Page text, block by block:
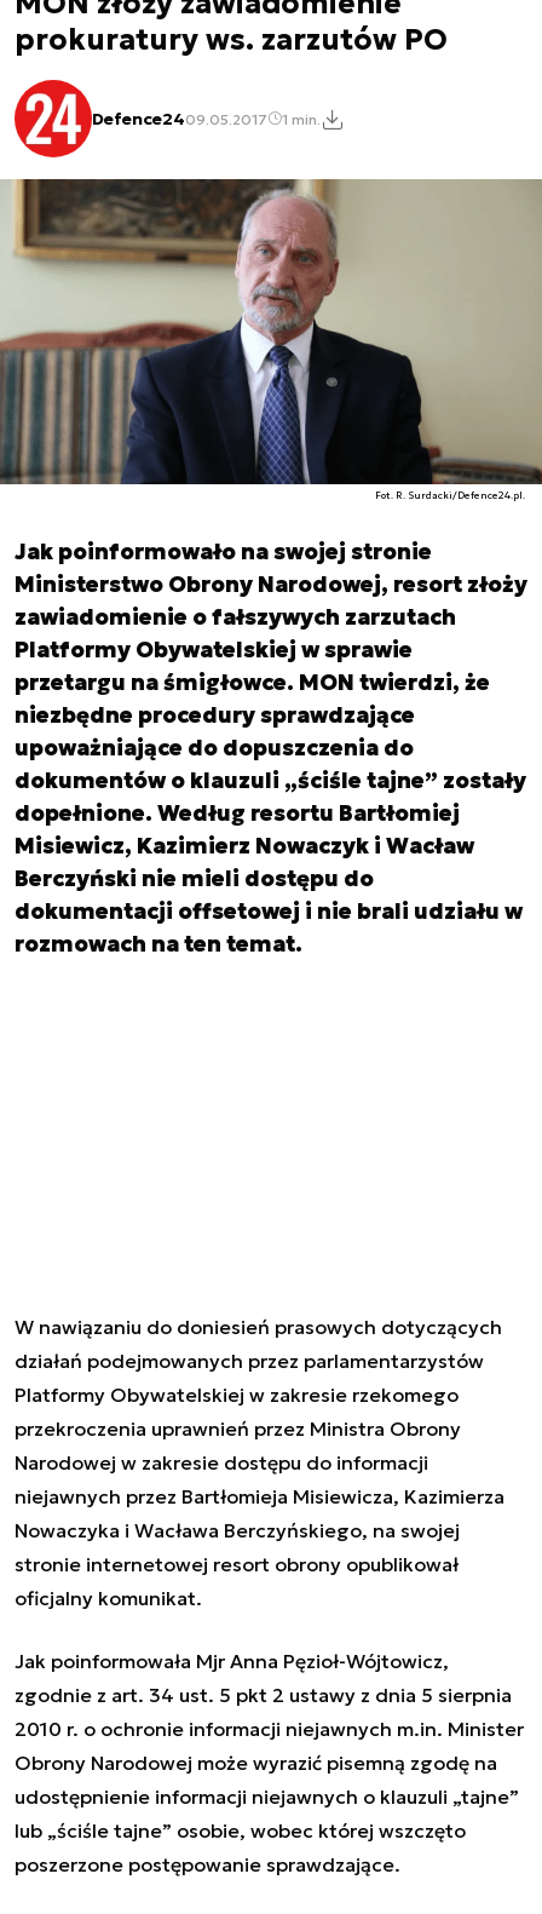
prokuratury ws. zarzutów PO
Defence2409.05.2017 1 min.
Fot. R. Surdacki/Defence24.pl.
Jak poinformowało na swojej stronie
Ministerstwo Obrony Narodowej, resort złoży
zawiadomienie o fałszywych zarzutach
Platformy Obywatelskiej w sprawie
przetargu na śmigłowce. MON twierdzi, że
niezbędne procedury sprawdzające
upoważniające do dopuszczenia do
dokumentów o klauzuli „ściśle tajne” zostały
dopełnione. Według resortu Bartłomiej
Misiewicz, Kazimierz Nowaczyk i Wacław
Berczyński nie mieli dostępu do
dokumentacji offsetowej i nie brali udziału w
rozmowach na ten temat.
W nawiązaniu do doniesień prasowych dotyczących
działań podejmowanych przez parlamentarzystów
Platformy Obywatelskiej w zakresie rzekomego
przekroczenia uprawnień przez Ministra Obrony
Narodowej w zakresie dostępu do informacji
niejawnych przez Bartłomieja Misiewicza, Kazimierza
Nowaczyka i Wacława Berczyńskiego, na swojej
stronie internetowej resort obrony opublikował
oficjalny komunikat.
Jak poinformowała Mjr Anna Pęzioł-Wójtowicz,
zgodnie z art. 34 ust. 5 pkt 2 ustawy z dnia 5 sierpnia
2010 r. o ochronie informacji niejawnych m.in. Minister
Obrony Narodowej może wyrazić pisemną zgodę na
udostępnienie informacji niejawnych o klauzuli „tajne”
lub „ściśle tajne” osobie, wobec której wszczęto
poszerzone postępowanie sprawdzające.